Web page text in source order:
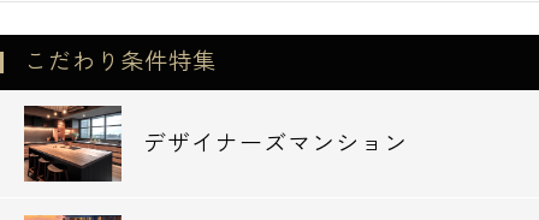
どんぐり保育ママの家 273m
◆病院
公益財団法人河野臨床医学研究所附属北品川
病院 466m
こだわり条件特集
デザイナーズマンション